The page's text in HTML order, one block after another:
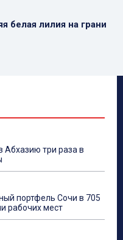
белая лилия на грани
Абхазию три раза в
портфель Сочи в 705
рабочих мест